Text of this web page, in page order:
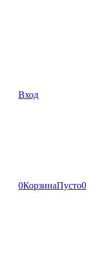
Вход
0КорзинаПусто0